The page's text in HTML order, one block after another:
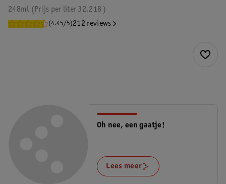
248ml 32.218
Prijs per liter
(4.45/5)212 reviews
Oh nee, een gaatje!
Lees meer